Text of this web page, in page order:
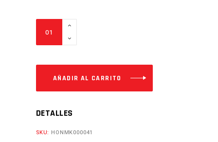
EMPAQUE
CABEZOTE
XR150L
TITAN150
AÑADIR AL CARRITO
DETALLES
SKU: HONMK000041